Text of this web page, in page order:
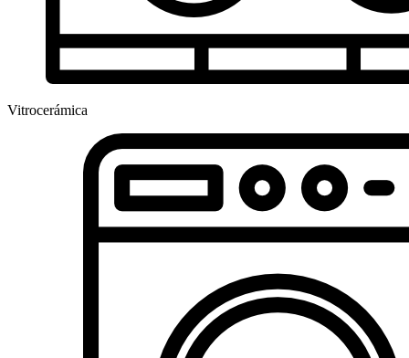
Vitrocerámica